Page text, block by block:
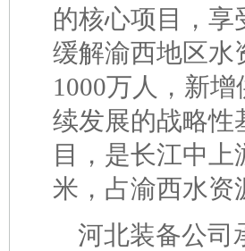
的核心项目，享
缓解渝西地区水
1000万人，新
续发展的战略性
目，是长江中
米，占渝西水资
河北装备公司